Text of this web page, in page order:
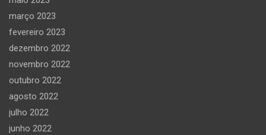
março 2023
fevereiro 2023
dezembro 2022
novembro 2022
outubro 2022
agosto 2022
julho 2022
junho 2022